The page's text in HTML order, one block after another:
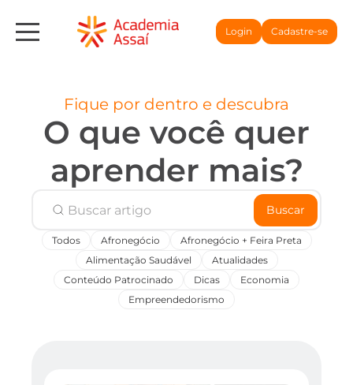
Login Cadastre-se
Fique por dentro e descubra
O que você quer
aprender mais?
Buscar
Todos Afronegócio
Afronegócio + Feira Preta
Alimentação Saudável
Atualidades
Conteúdo Patrocinado
Dicas
Economia
Empreendedorismo